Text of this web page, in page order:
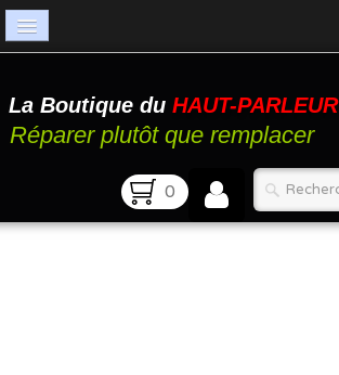
Catalogue
Atelier
La Boutique du HAUT-PARLEUR
Réparer plutôt que remplacer
0